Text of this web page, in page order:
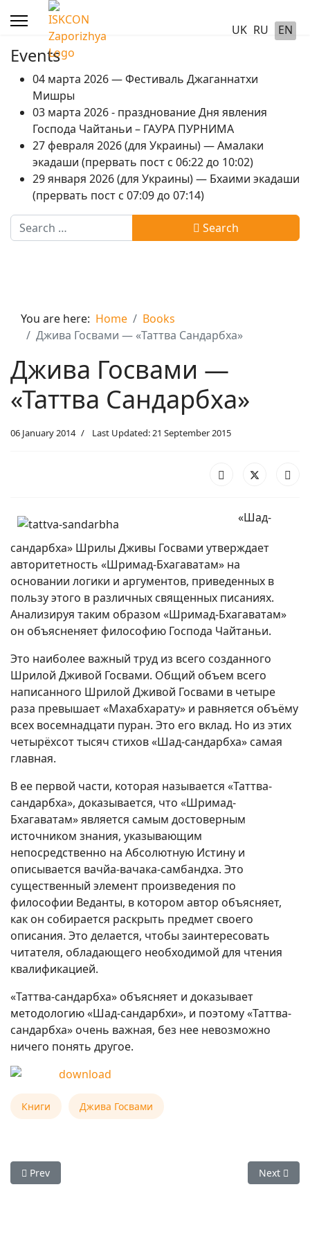
UK RU EN
Events
04 марта 2026 — Фестиваль Джаганнатхи
Мишры
03 марта 2026 - празднование Дня явления
Господа Чайтаньи – ГАУРА ПУРНИМА
27 февраля 2026 (для Украины) — Амалаки
экадаши (прервать пост с 06:22 до 10:02)
29 января 2026 (для Украины) — Бхаими экадаши
(прервать пост с 07:09 до 07:14)
Search
Search
You are here: Home
Books
Джива Госвами — «Таттва Сандарбха»
Джива Госвами —
«Таттва Сандарбха»
06 January 2014 Last Updated: 21 September 2015
«Шад-
сандарбха» Шрилы Дживы Госвами утверждает
авторитетность «Шримад-Бхагаватам» на
основании логики и аргументов, приведенных в
пользу этого в различных священных писаниях.
Анализируя таким образом «Шримад-Бхагаватам»
он объясненяет философию Господа Чайтаньи.
Это наиболее важный труд из всего созданного
Шрилой Дживой Госвами. Общий объем всего
написанного Шрилой Дживой Госвами в четыре
раза превышает «Махабхарату» и равняется объёму
всех восемнадцати пуран. Это его вклад. Но из этих
четырёхсот тысяч стихов «Шад-сандарбха» самая
главная.
В ее первой части, которая называется «Таттва-
сандарбха», доказывается, что «Шримад-
Бхагаватам» является самым достоверным
источником знания, указывающим
непосредственно на Абсолютную Истину и
описывается вачйа-вачака-самбандха. Это
существенный элемент произведения по
философии Веданты, в котором автор объясняет,
как он собирается раскрыть предмет своего
описания. Это делается, чтобы заинтересовать
читателя, обладающего необходимой для чтения
квалификацией.
«Таттва-сандарбха» объясняет и доказывает
методологию «Шад-сандарбхи», и поэтому «Таттва-
сандарбха» очень важная, без нее невозможно
ничего понять другое.
Книги Джива Госвами
Previous article: Джива Госвами — «Бхагават-Сандарбха»
Prev Next
Next